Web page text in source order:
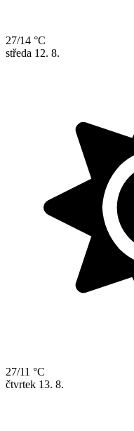
27/14 °C
středa 12. 8.
27/11 °C
čtvrtek 13. 8.